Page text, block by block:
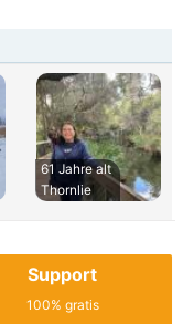
61 Jahre alt
Thornlie
Support
100% gratis